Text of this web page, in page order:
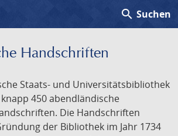
search Suchen
Handschriften
Staats- und Universitätsbibliothek
450 abendländische
Die Handschriften
der Bibliothek im Jahr 1734